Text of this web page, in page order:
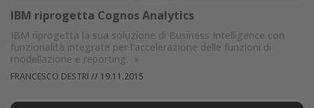
IBM riprogetta Cognos Analytics
IBM riprogetta la sua soluzione di Business Intelligence con
funzionalità integrate per l’accelerazione delle funzioni di
modellazione e reporting. »
FRANCESCO DESTRI // 19.11.2015